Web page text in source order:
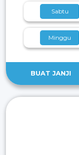
Sabtu
Minggu
BUAT JANJI